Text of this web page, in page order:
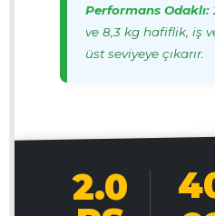
Performans Odaklı:
ve 8,3 kg hafiflik, iş
üst seviyeye çıkarır.
2.0